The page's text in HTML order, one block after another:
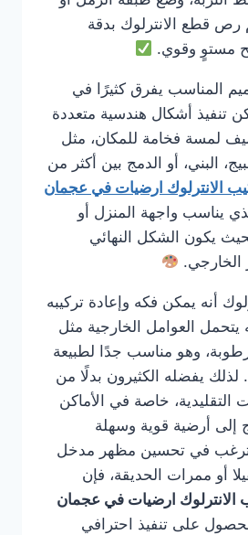
رص قطع الانترلوك بدقة
مستوٍ وقوي.
المناسب يفرق كثيرًا في
تنفيذ أشكال هندسية متعددة
لمسة فخامة للمكان، مثل
البني، أو الدمج بين أكثر من
الانترلوك ارضيات في عجمان
يناسب واجهة المنزل أو
بحيث يكون الشكل النهائي
الخارجي.
أنه يمكن فكه وإعادة تركيبه
يتحمل العوامل الخارجية مثل
وهو مناسب جدًا لطبيعة
لذلك يفضله الكثيرون بدلًا من
التقليدية، خاصة في الأماكن
إلى أرضية قوية وسهلة
ترغب في تحسين مظهر مدخل
أو ممرات الحديقة، فإن
الانترلوك ارضيات في عجمان
على تنفيذ احترافي